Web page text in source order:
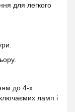
для легкого
до 4-х
ламп і